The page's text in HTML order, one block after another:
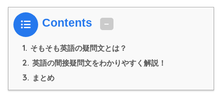
Contents
1. そもそも英語の疑問文とは？
2. 英語の間接疑問文をわかりやすく解説！
3. まとめ